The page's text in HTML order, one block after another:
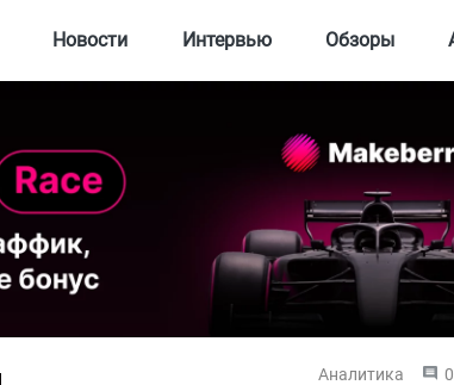
Новости Интервью Обзоры
Аналитика 0